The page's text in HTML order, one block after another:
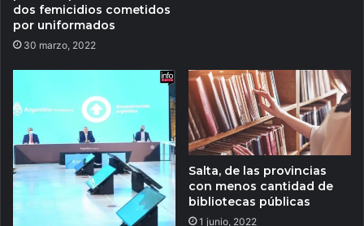
dos femicidios cometidos
por uniformados
30 marzo, 2022
Salta, de las provincias
con menos cantidad de
bibliotecas públicas
1 junio, 2022